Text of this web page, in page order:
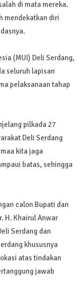
di mata mereka.
mendekatkan diri
(MUI) Deli Serdang,
seluruh lapisan
pelaksanaan tahap
pilkada 27
Deli Serdang
kita jaga
batas, sehingga
calon Bupati dan
H. Khairul Anwar
Serdang dan
khususnya
atas tindakan
jawab